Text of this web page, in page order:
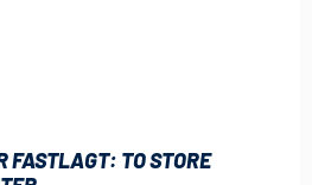
FASTLAGT: TO STORE